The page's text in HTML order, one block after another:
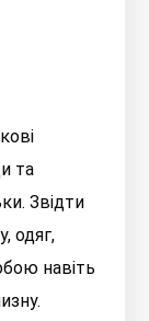
та
Звідти
одяг,
навіть